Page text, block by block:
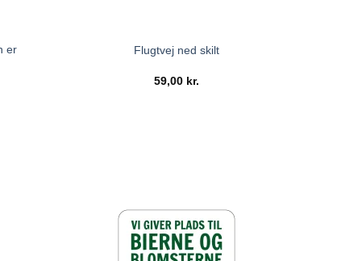
er
Flugtvej ned skilt
59,00 kr.